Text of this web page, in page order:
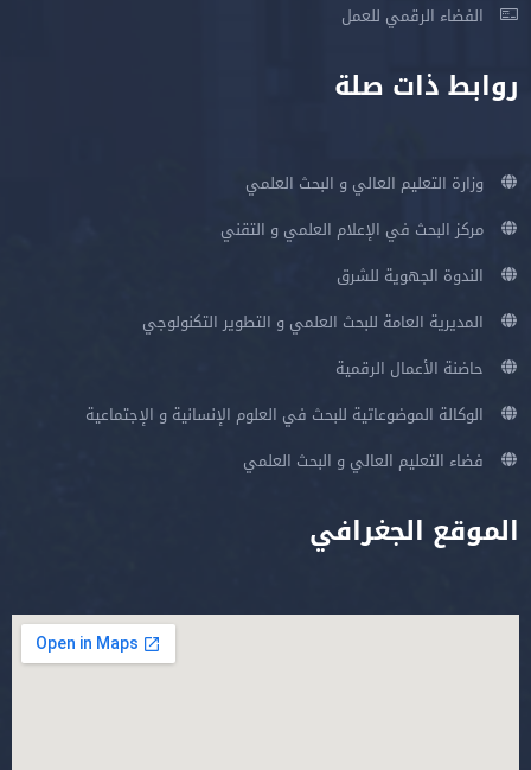
الفضاء الرقمي للعمل
روابط ذات صلة
وزارة التعليم العالي و البحث العلمي
مركز البحث في الإعلام العلمي و التقني
الندوة الجهوية للشرق
المديرية العامة للبحث العلمي و التطوير التكنولوجي
حاضنة الأعمال الرقمية
الوكالة الموضوعاتية للبحث في العلوم الإنسانية و الإجتماعية
فضاء التعليم العالي و البحث العلمي
الموقع الجغرافي